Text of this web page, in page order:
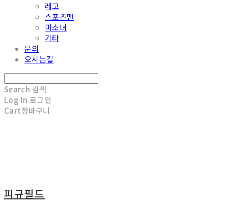
레고
스포츠맨
미소녀
기타
문의
오시는길
Search 검색
Log In 로그인
Cart장바구니
피규필드